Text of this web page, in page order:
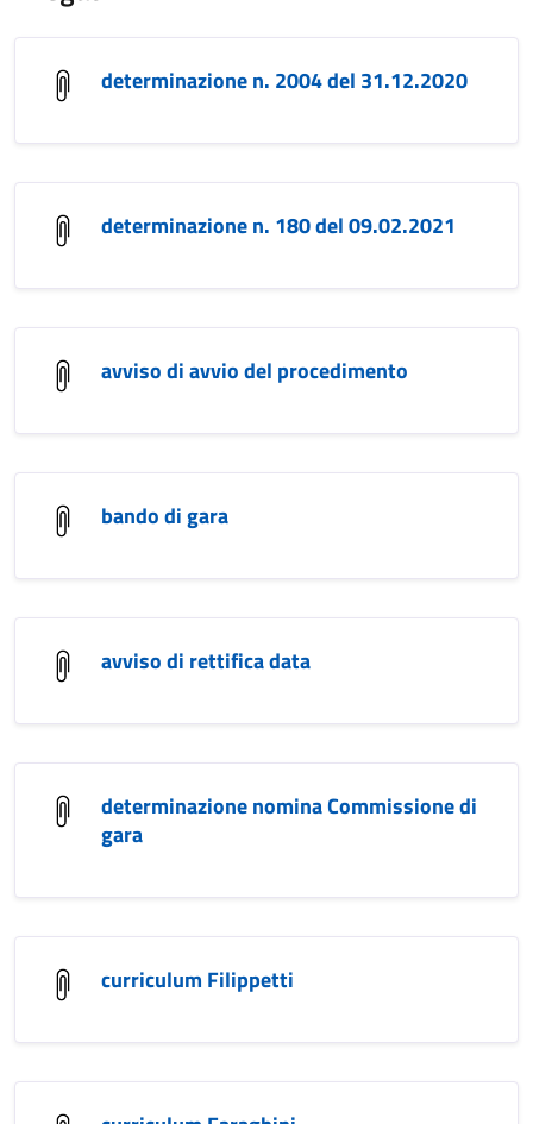
determinazione n. 2004 del 31.12.2020
determinazione n. 180 del 09.02.2021
avviso di avvio del procedimento
bando di gara
avviso di rettifica data
determinazione nomina Commissione di
gara
curriculum Filippetti